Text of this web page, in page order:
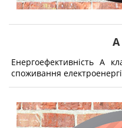
Енергоефективність А
споживання